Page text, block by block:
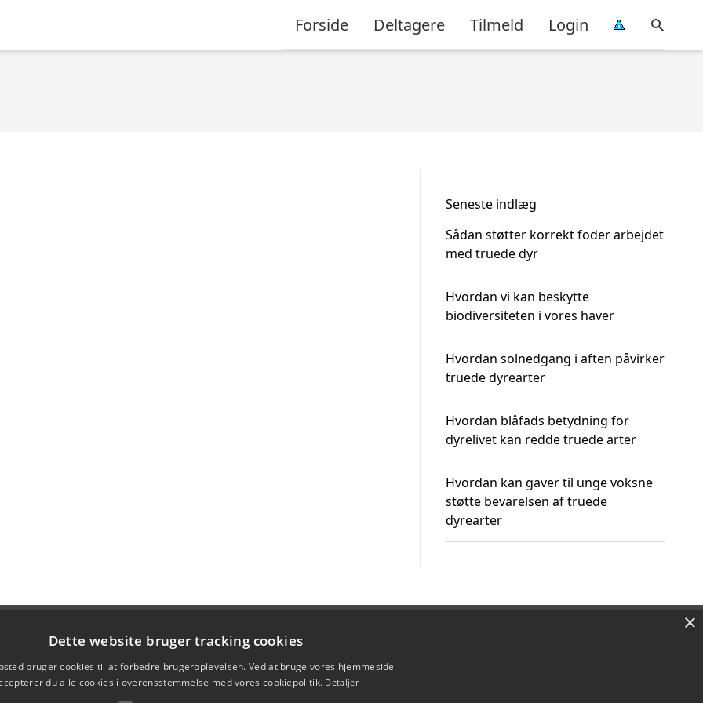
Forside Deltagere Tilmeld Login
Seneste indlæg
Sådan støtter korrekt foder arbejdet
med truede dyr
Hvordan vi kan beskytte
biodiversiteten i vores haver
Hvordan solnedgang i aften påvirker
truede dyrearter
Hvordan blåfads betydning for
dyrelivet kan redde truede arter
Hvordan kan gaver til unge voksne
støtte bevarelsen af truede
dyrearter
×
Dette website bruger tracking cookies
bruger cookies til at forbedre brugeroplevelsen. Ved at bruge vores hjemmeside
du alle cookies i overensstemmelse med vores cookiepolitik. Detaljer